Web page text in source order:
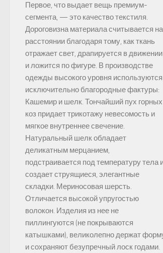
Первое, что выдает вещь премиум-
сегмента, — это качество текстиля.
Дороговизна материала считывается на
расстоянии благодаря тому, как ткань
отражает свет, драпируется в движении
и ложится по фигуре. В производстве
одежды высокого уровня используются
исключительно благородные фактуры:
Кашемир и шелк. Тончайший пух горных
коз придает трикотажу невесомость и
мягкое внутреннее свечение.
Натуральный шелк обладает
деликатным мерцанием,
подстраивается под температуру тела
создает струящиеся, элегантные
складки. Мериносовая шерсть.
Отличается высокой упругостью
волокон. Изделия из нее не
пиллингуются (не покрываются
катышками), великолепно держат
и сохраняют безупречный лоск годами.